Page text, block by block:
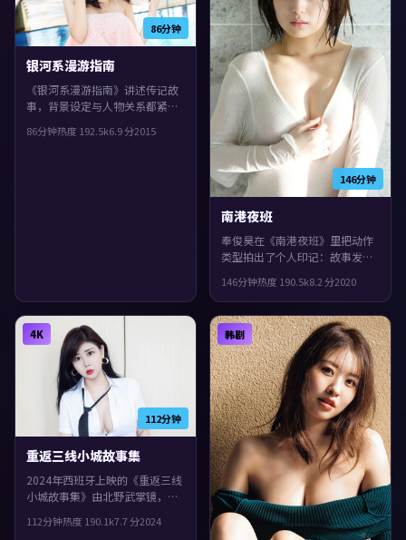
86分钟
银河系漫游指南
《银河系漫游指南》讲述传记故
事，背景设定与人物关系都紧扣
上映，韦斯·安德森执导，宋康
86分钟热度 192.5k6.9分2015
146分钟
南港夜班
奉俊昊在《南港夜班》里把动作
类型拍出了个人印记：故事发生
演包括全度妍、文淇、基里安·
墨菲。城市空间成为情绪与悬念
的载体，片尾余味很足。
146分钟热度 190.5k8.2 分2020
112分钟
4K
重返三线小城故事集
2024年西班牙上映的《重返三线
小城故事集》由北野武掌镜，沈
型上偏历史，人物在道德与生存
112分钟热度 190.1k7.7分2024
韩剧